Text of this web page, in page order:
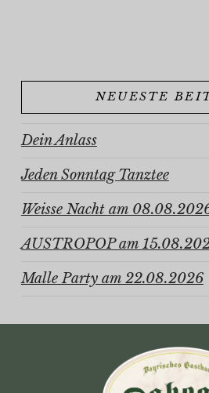
NEUESTE
Dein Anlass
Jeden Sonntag Tanztee
Weisse Nacht am
AUSTROPOP am
Malle Party am 22.08.2026